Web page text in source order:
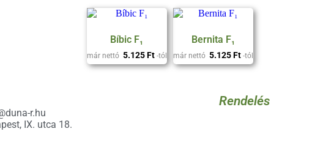
Bíbic F₁
már nettó 5.125Ft -tól
Bernita F₁
már nettó 5.125Ft -tól
r.hu
IX. utca 18.
Rendelés